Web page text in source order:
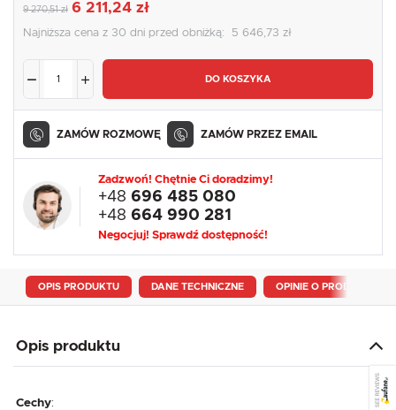
9 270,51 zł 6 211,24 zł
Najniższa cena z 30 dni przed obniżką: 5 646,73 zł
DO KOSZYKA
ZAMÓW ROZMOWĘ ZAMÓW PRZEZ EMAIL
Zadzwoń! Chętnie Ci doradzimy!
+48 696 485 080
+48 664 990 281
Negocjuj! Sprawdź dostępność!
OPIS PRODUKTU DANE TECHNICZNE OPINIE O PRODUKCIE
Opis produktu
Cechy: SEE REVIEWS